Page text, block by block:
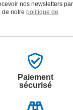
nos newsletters par
de notre politique de
Paiement
sécurisé